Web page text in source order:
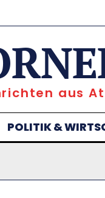
aus
POLITIK &